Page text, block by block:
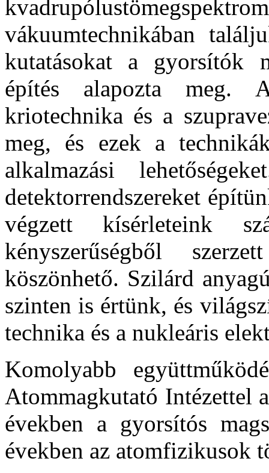
vákuumtechnikában
kutatásokat a gyorsítók
építés alapozta meg. A
kriotechnika és a
meg, és ezek a
alkalmazási
detektorrendszereket
végzett kísérleteink
kényszerűségből
köszönhető. Szilárd
szinten is értünk, és
technika és a nukleáris
Komolyabb
Atommagkutató Intézettel
években a gyorsítós
években az atomfizikusok